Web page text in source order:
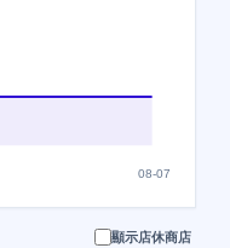
08-07
顯示店休商店